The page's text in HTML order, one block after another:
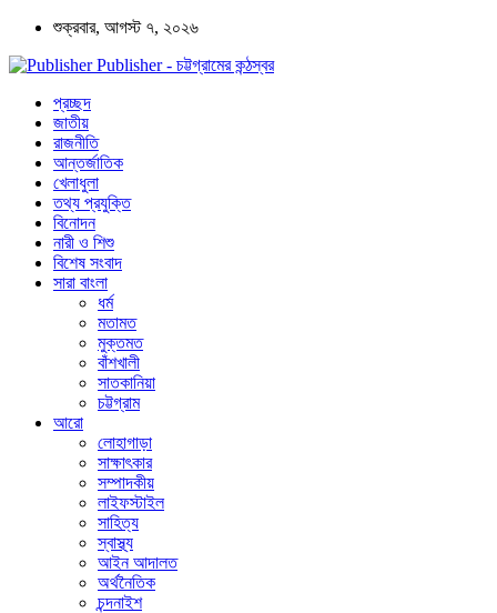
শুক্রবার, আগস্ট ৭, ২০২৬
Publisher - চট্টগ্রামের কন্ঠস্বর
প্রচ্ছদ
জাতীয়
রাজনীতি
আন্তর্জাতিক
খেলাধুলা
তথ্য প্রযুক্তি
বিনোদন
নারী ও শিশু
বিশেষ সংবাদ
সারা বাংলা
ধর্ম
মতামত
মুক্তমত
বাঁশখালী
সাতকানিয়া
চট্টগ্রাম
আরো
লোহাগাড়া
সাক্ষাৎকার
সম্পাদকীয়
লাইফস্টাইল
সাহিত্য
স্বাস্থ্য
আইন আদালত
অর্থনৈতিক
চন্দনাইশ